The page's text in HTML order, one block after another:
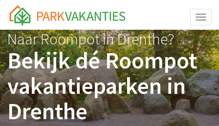
Naar Roompot in Drenthe?
Bekijk dé Roompot
vakantieparken in
Drenthe